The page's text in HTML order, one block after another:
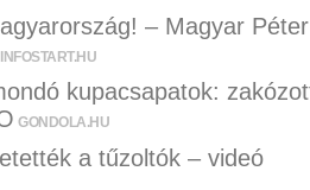
– Magyar Péter
INFOSTART.HU
kupacsapatok:
GONDOLA.HU
a tűzoltók – videó